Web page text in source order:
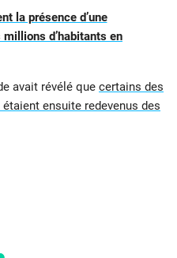
la présence d’une
d’habitants en
avait révélé que certains des
ensuite redevenus des